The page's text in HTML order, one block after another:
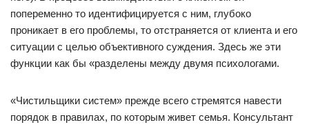
попеременно то идентифицируется с ним, глубоко
проникает в его проблемы, то отстраняется от клиента и его
ситуации с целью объективного суждения. Здесь же эти
функции как бы «разделены между двумя психологами.
«Чистильщики систем» прежде всего стремятся навести
порядок в правилах, по которым живет семья. Консультант